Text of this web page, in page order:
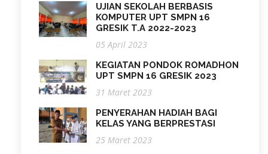
UJIAN SEKOLAH BERBASIS
KOMPUTER UPT SMPN 16
GRESIK T.A 2022-2023
05 April 2023
KEGIATAN PONDOK ROMADHON
UPT SMPN 16 GRESIK 2023
31 Maret 2023
PENYERAHAN HADIAH BAGI
KELAS YANG BERPRESTASI
25 Maret 2023